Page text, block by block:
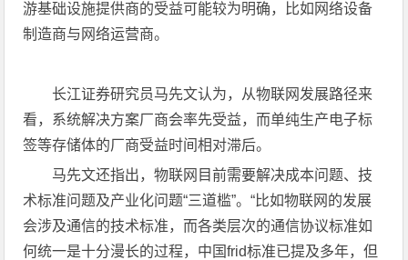
游基础设施提供商的受益可能较为明确，比如网络设备
制造商与网络运营商。
长江证券研究员马先文认为，从物联网发展路径来
看，系统解决方案厂商会率先受益，而单纯生产电子标
签等存储体的厂商受益时间相对滞后。
马先文还指出，物联网目前需要解决成本问题、技
术标准问题及产业化问题“三道槛”。“比如物联网的发展
会涉及通信的技术标准，而各类层次的通信协议标准如
何统一是十分漫长的过程，中国frid标准已提及多年，但